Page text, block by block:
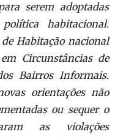
serem adoptadas
habitacional.
Habitação nacional
Circunstâncias de
Bairros Informais.
orientações não
ou sequer o
as violações